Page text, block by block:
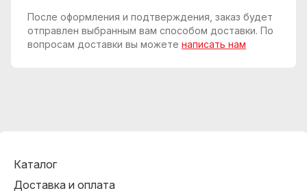
После оформления и подтверждения, заказ будет
отправлен выбранным вам способом доставки. По
вопросам доставки вы можете написать нам
Каталог
Доставка и оплата